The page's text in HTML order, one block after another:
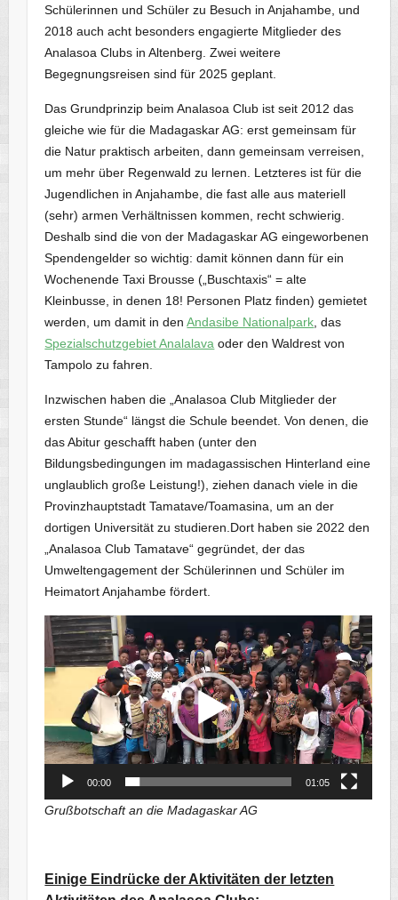
Schülerinnen und Schüler zu Besuch in Anjahambe, und
2018 auch acht besonders engagierte Mitglieder des
Analasoa Clubs in Altenberg. Zwei weitere
Begegnungsreisen sind für 2025 geplant.
Das Grundprinzip beim Analasoa Club ist seit 2012 das
gleiche wie für die Madagaskar AG: erst gemeinsam für
die Natur praktisch arbeiten, dann gemeinsam verreisen,
um mehr über Regenwald zu lernen. Letzteres ist für die
Jugendlichen in Anjahambe, die fast alle aus materiell
(sehr) armen Verhältnissen kommen, recht schwierig.
Deshalb sind die von der Madagaskar AG eingeworbenen
Spendengelder so wichtig: damit können dann für ein
Wochenende Taxi Brousse („Buschtaxis“ = alte
Kleinbusse, in denen 18! Personen Platz finden) gemietet
werden, um damit in denAndasibe Nationalpark , das
Spezialschutzgebiet Analalava oder den Waldrest von
Tampolo zu fahren.
Inzwischen haben die „Analasoa Club Mitglieder der
ersten Stunde“ längst die Schule beendet. Von denen, die
das Abitur geschafft haben (unter den
Bildungsbedingungen im madagassischen Hinterland eine
unglaublich große Leistung!), ziehen danach viele in die
Provinzhauptstadt Tamatave/Toamasina, um an der
dortigen Universität zu studieren.Dort haben sie 2022 den
„Analasoa Club Tamatave“ gegründet, der das
Umweltengagement der Schülerinnen und Schüler im
Heimatort Anjahambe fördert.
Video-
Player
00:00 01:05
Grußbotschaft an die Madagaskar AG
Einige Eindrücke der Aktivitäten der letzten